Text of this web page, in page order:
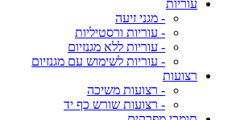
עוריות
- מגני זיעה
- עוריות ורסטיליות
- עוריות ללא מגנזיום
- עוריות לשימוש עם מגנזיום
רצועות
- רצועות משיכה
- רצועות שורש כף יד